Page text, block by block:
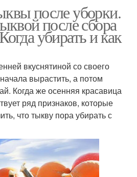
после уборки.
после сбора
убирать и как
вкуснятиной со своего
вырастить, а потом
Когда же осенняя красавица
ряд признаков, которые
что тыкву пора убирать с